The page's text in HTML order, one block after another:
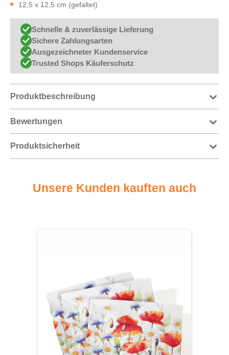
12,5 x 12,5 cm (gefaltet)
Schnelle & zuverlässige Lieferung
Sichere Zahlungsarten
Ausgezeichneter Kundenservice
Trusted Shops Käuferschutz
Produktbeschreibung
Bewertungen
Produktsicherheit
Unsere Kunden kauften auch